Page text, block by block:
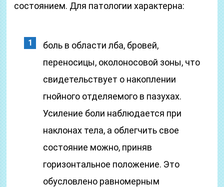
состоянием. Для патологии характерна:
боль в области лба, бровей,
переносицы, околоносовой зоны, что
свидетельствует о накоплении
гнойного отделяемого в пазухах.
Усиление боли наблюдается при
наклонах тела, а облегчить свое
состояние можно, приняв
горизонтальное положение. Это
обусловлено равномерным